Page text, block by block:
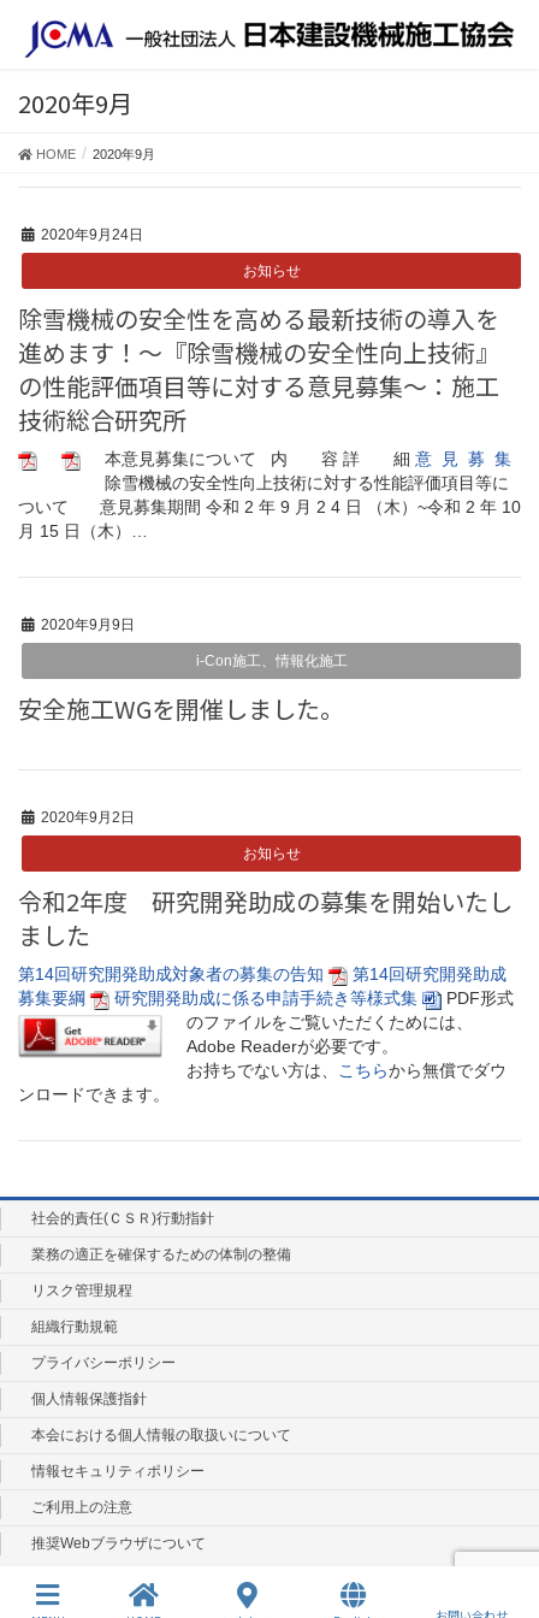
2020年9月
HOME 2020年9月
2020年9月24日
お知らせ
除雪機械の安全性を高める最新技術の導入を
進めます！～『除雪機械の安全性向上技術』
の性能評価項目等に対する意見募集～：施工
技術総合研究所
本意見募集について 内 容 詳 細 意 見 募 集
除雪機械の安全性向上技術に対する性能評価項目等に
ついて 意見募集期間 令和 2 年 9 月 2 4 日 （木）~令和 2 年 10
月 15 日（木）…
2020年9月9日
i-Con施工、情報化施工
安全施工WGを開催しました。
2020年9月2日
お知らせ
令和2年度 研究開発助成の募集を開始いたし
ました
第14回研究開発助成対象者の募集の告知
第14回研究開発助成
募集要綱
研究開発助成に係る申請手続き等様式集
PDF形式
のファイルをご覧いただくためには、
Adobe Readerが必要です。
お持ちでない方は、 こちらから無償でダウ
ンロードできます。
社会的責任(ＣＳＲ)行動指針
業務の適正を確保するための体制の整備
リスク管理規程
組織行動規範
プライバシーポリシー
個人情報保護指針
本会における個人情報の取扱いについて
情報セキュリティポリシー
ご利用上の注意
推奨Webブラウザについて